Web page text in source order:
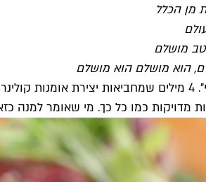
מן הכלל
מושלם
הוא מושלם הוא מושלם
"סינטה רוטב טופי יפני". 4 מילים
מדויקות כמו כל כך. מי שאומר למנה